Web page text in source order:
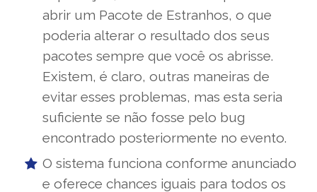
abrir um Pacote de Estranhos, o que
poderia alterar o resultado dos seus
pacotes sempre que você os abrisse.
Existem, é claro, outras maneiras de
evitar esses problemas, mas esta seria
suficiente se não fosse pelo bug
encontrado posteriormente no evento.
O sistema funciona conforme anunciado
e oferece chances iguais para todos os